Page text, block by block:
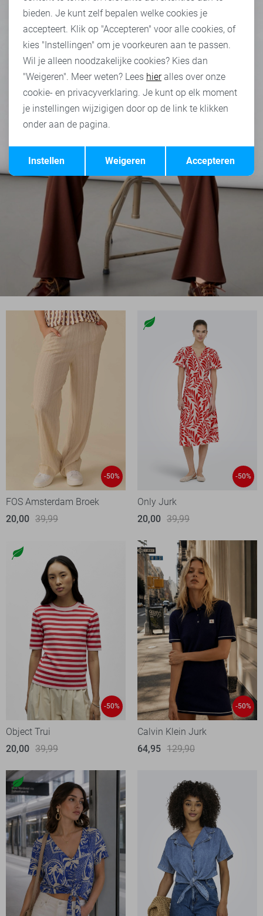
-50%
FOS Amsterdam Broek
20,00 39,99
-50%
Only Jurk
20,00 39,99
-50%
Object Trui
20,00 39,99
-50%
Calvin Klein Jurk
64,95 129,90
Terug Opslaan
bieden. Je kunt zelf bepalen welke cookies je
accepteert. Klik op "Accepteren" voor alle cookies, of
kies "Instellingen" om je voorkeuren aan te passen.
Wil je alleen noodzakelijke cookies? Kies dan
"Weigeren". Meer weten? Lees hieralles over onze
cookie- en privacyverklaring. Je kunt op elk moment
je instellingen wijzigigen door op de link te klikken
onder aan de pagina.
Accepteren
Weigeren
Instellen